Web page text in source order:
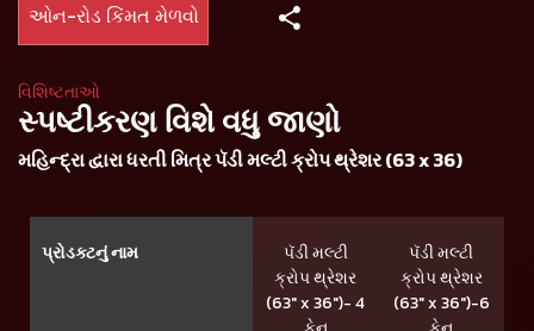
ઓન-રોડ કિંમત મેળવો
વિશિષ્ટતાઓ
સ્પષ્ટીકરણ વિશે વધુ જાણો
મહિન્દ્રા દ્વારા ધરતી મિત્ર પૅડી મલ્ટી ક્રોપ થ્રેશર (63 x 36)
પ્રોડક્ટનું નામ
પૅડી મલ્ટી
ક્રોપ થ્રેશર
(63" x 36")- 4
પૅડી મલ્ટી
ક્રોપ થ્રેશર
(63" x 36")-6